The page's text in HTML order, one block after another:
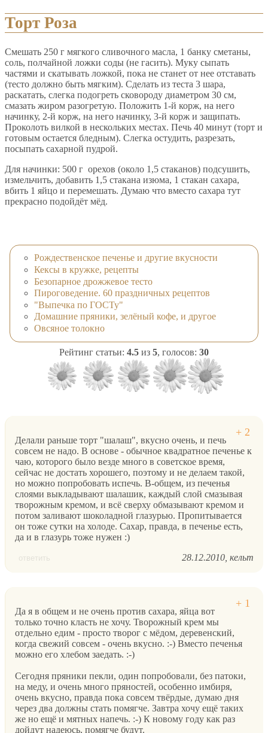
Торт Роза
Смешать 250 г мягкого сливочного масла, 1 банку сметаны,
соль, полчайной ложки соды (не гасить). Муку сыпать
частями и скатывать ложкой, пока не станет от нее отставать
(тесто должно быть мягким). Сделать из теста 3 шара,
раскатать, слегка подогреть сковороду диаметром 30 см,
смазать жиром разогретую. Положить 1-й корж, на него
начинку, 2-й корж, на него начинку, 3-й корж и защипать.
Проколоть вилкой в нескольких местах. Печь 40 минут (торт и
готовым остается бледным). Слегка остудить, разрезать,
посыпать сахарной пудрой.
Для начинки: 500 г орехов (около 1,5 стаканов) подсушить,
измельчить, добавить 1,5 стакана изюма, 1 стакан сахара,
вбить 1 яйцо и перемешать. Думаю что вместо сахара тут
прекрасно подойдёт мёд.
Рождественское печенье и другие вкусности
Кексы в кружке, рецепты
Безопарное дрожжевое тесто
Пироговедение. 60 праздничных рецептов
"Выпечка по ГОСТу"
Домашние пряники, зелёный кофе, и другое
Овсяное толокно
Рейтинг статьи: 4.5 из 5, голосов: 30
Делали раньше торт "шалаш", вкусно очень, и печь
совсем не надо. В основе - обычное квадратное печенье к
чаю, которого было везде много в советское время,
сейчас не достать хорошего, поэтому и не делаем такой,
но можно попробовать испечь. В-общем, из печенья
слоями выкладывают шалашик, каждый слой смазывая
творожным кремом, и всё сверху обмазывают кремом и
потом заливают шоколадной глазурью. Пропитывается
он тоже сутки на холоде. Сахар, правда, в печенье есть,
да и в глазурь тоже нужен :)
ответить 28.12.2010 кельт
Да я в общем и не очень против сахара, яйца вот
только точно класть не хочу. Творожный крем мы
отдельно едим - просто творог с мёдом, деревенский,
когда свежий совсем - очень вкусно. :-) Вместо печенья
можно его хлебом заедать. :-)
Сегодня пряники пекли, один попробовали, без патоки,
на меду, и очень много пряностей, особенно имбиря,
очень вкусно, правда пока совсем твёрдые, думаю дня
через два должны стать помягче. Завтра хочу ещё таких
же но ещё и мятных напечь. :-) К новому году как раз
дойдут надеюсь, помягче будут.